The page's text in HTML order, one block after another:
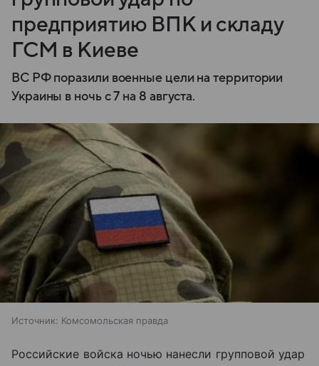
предприятию ВПК и складу
ГСМ в Киеве
ВС РФ поразили военные цели на территории
Украины в ночь с 7 на 8 августа.
Источник: Комсомольская правда
Российские войска ночью нанесли групповой удар